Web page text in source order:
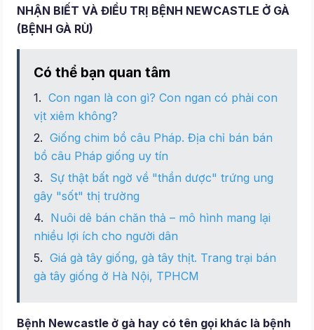
NHẬN BIẾT VÀ ĐIỀU TRỊ BỆNH NEWCASTLE Ở GÀ
(BỆNH GÀ RÙ)
Có thể bạn quan tâm
Con ngan là con gì? Con ngan có phải con
vịt xiêm không?
Giống chim bồ câu Pháp. Địa chỉ bán bán
bồ câu Pháp giống uy tín
Sự thật bất ngờ về "thần dược" trứng ung
gây "sốt" thị trường
Nuôi dê bán chăn thả – mô hình mang lại
nhiều lợi ích cho người dân
Giá gà tây giống, gà tây thịt. Trang trại bán
gà tây giống ở Hà Nội, TPHCM
Bệnh Newcastle ở gà hay có tên gọi khác là bệnh